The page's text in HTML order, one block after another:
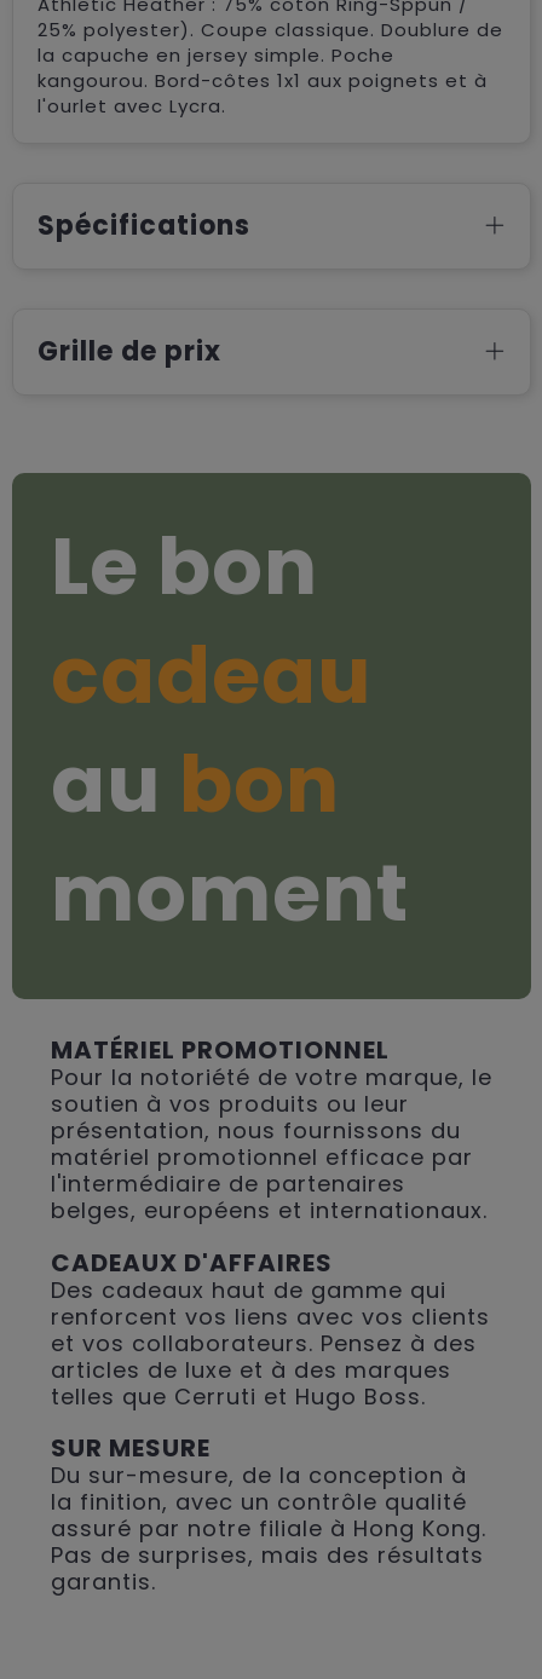
25% polyester). Coupe classique. Doublure de
la capuche en jersey simple. Poche
kangourou. Bord-côtes 1x1 aux poignets et à
l'ourlet avec Lycra.
Spécifications
Grille de prix
Le bon
cadeau
au bon
moment
MATÉRIEL PROMOTIONNEL
Pour la notoriété de votre marque, le
soutien à vos produits ou leur
présentation, nous fournissons du
matériel promotionnel efficace par
l'intermédiaire de partenaires
belges, européens et internationaux.
CADEAUX D'AFFAIRES
Des cadeaux haut de gamme qui
renforcent vos liens avec vos clients
et vos collaborateurs. Pensez à des
articles de luxe et à des marques
telles que Cerruti et Hugo Boss.
SUR MESURE
Du sur-mesure, de la conception à
la finition, avec un contrôle qualité
assuré par notre filiale à Hong Kong.
Pas de surprises, mais des résultats
garantis.